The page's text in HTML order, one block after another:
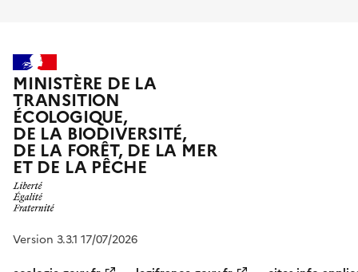
MINISTÈRE DE LA
TRANSITION
ÉCOLOGIQUE,
DE LA BIODIVERSITÉ,
DE LA FORÊT, DE LA MER
ET DE LA PÊCHE
Version 3.3.1 17/07/2026